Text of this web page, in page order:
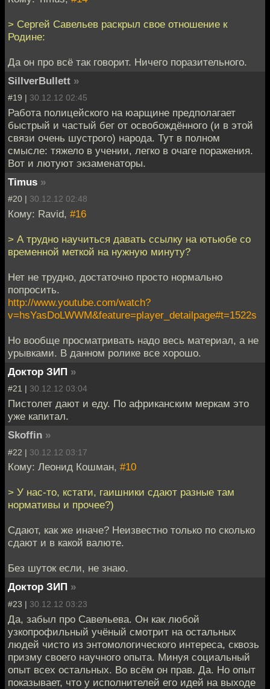
> Сергей Савельев раскрыл свое отношение к
Родине:
Да он про всё так говорит. Ничего поразительного.
SillverBullett »
#19 | 30.12.12 02:45
Работа полицейского на юарщине предполагает
быстрый и частый бег от освобождённого (и в этой
связи очень шустрого) народа. Тут в полном
смысле: тяжело в учении, легко в очаге поражения.
Вот и лютуют экзаменаторы.
Timus »
#20 | 30.12.12 02:48
Кому: Ravid, #16
> А трудно научиться давать ссылку на ютьюбе со
временной меткой на нужную минуту?
Нет не трудно, достаточно просто нормально
попросить.
http://www.youtube.com/watch?
v=hsYasDoLWWM&feature=player_detailpage#t=1522s
Но вообще просматривать надо весь материал, а не
урывками. В данном ролике все хорошо.
Доктор ЗИП »
#21 | 30.12.12 03:04
Пистолет дают и еду. По африканским меркам это
уже капитал.
Skoffin »
#22 | 30.12.12 03:17
Кому: Леонид Кошман, #10
> У нас-то, кстати, гаишники сдают разные там
нормативы и прочее?)
Сдают, как же иначе? Неизвестно только по сколько
сдают и в какой валюте.
Без шуток если, не знаю.
Доктор ЗИП »
#23 | 30.12.12 03:23
Да, забыл про Савельева. Он как любой
узкопрофильный учёный смотрит на остальных
людей чисто из энтомологического интереса, сквозь
призму своего научного опыта. Минуя социальный
опыт всех остальных. Во всём он прав. Да. Но опыт
показывает, что у исполнителей его идей на выходе